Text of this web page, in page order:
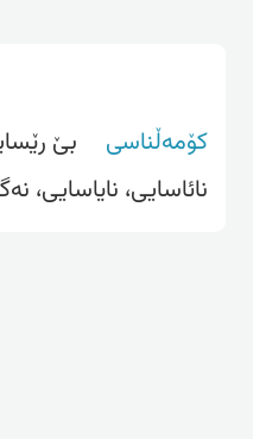
کۆمەڵناسی
بێ
نائاسایی، نایاسایی،